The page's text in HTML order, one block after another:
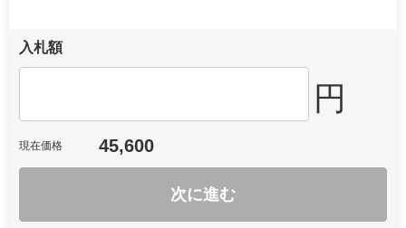
入札額
円
現在価格 45,600
次に進む